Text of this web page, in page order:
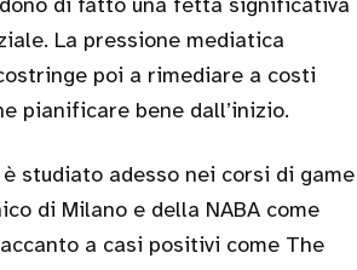
La pressione mediatica
poi a rimediare a costi
pianificare bene dall’inizio.
studiato adesso nei corsi di game
di Milano e della NABA come
a casi positivi come The